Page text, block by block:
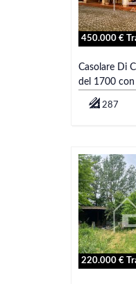
450.000 €
Casolare Di
del 1700
287
220.000 €